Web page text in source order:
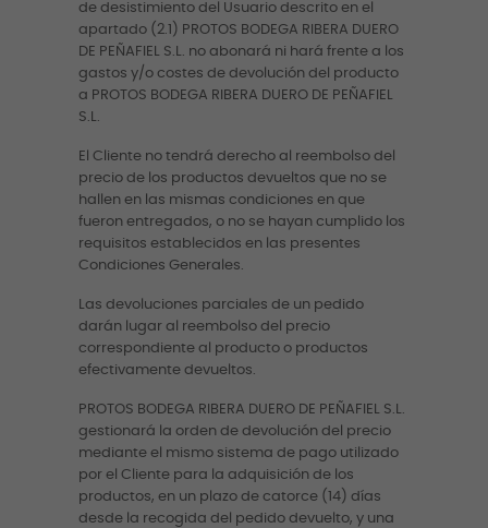
de desistimiento del Usuario descrito en el
apartado (2.1) PROTOS BODEGA RIBERA DUERO
DE PEÑAFIEL S.L. no abonará ni hará frente a los
gastos y/o costes de devolución del producto
a PROTOS BODEGA RIBERA DUERO DE PEÑAFIEL
S.L.
El Cliente no tendrá derecho al reembolso del
precio de los productos devueltos que no se
hallen en las mismas condiciones en que
fueron entregados, o no se hayan cumplido los
requisitos establecidos en las presentes
Condiciones Generales.
Las devoluciones parciales de un pedido
darán lugar al reembolso del precio
correspondiente al producto o productos
efectivamente devueltos.
PROTOS BODEGA RIBERA DUERO DE PEÑAFIEL S.L.
gestionará la orden de devolución del precio
mediante el mismo sistema de pago utilizado
por el Cliente para la adquisición de los
productos, en un plazo de catorce (14) días
desde la recogida del pedido devuelto, y una